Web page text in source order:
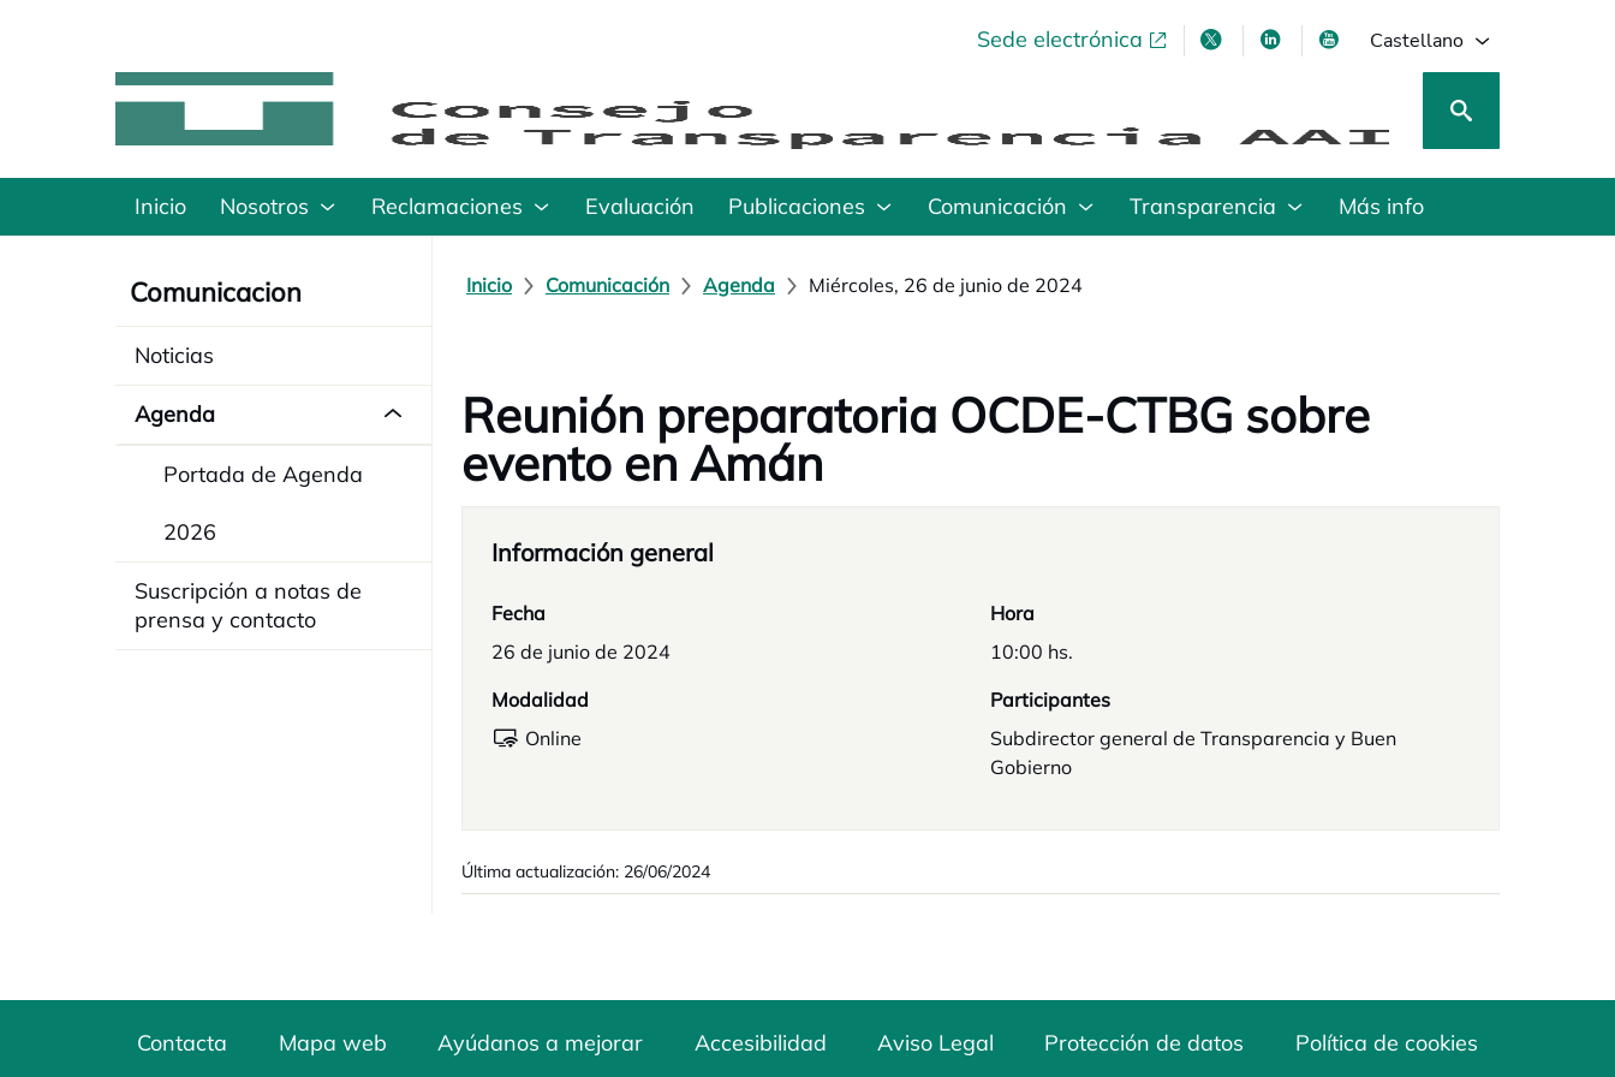
Sede electrónicase abre en una pestaña nueva
se abre en una pestaña nueva
se abre en una pestaña nueva
se abre en una pestaña
Castellano
Inicio Nosotros Reclamaciones Evaluación Publicaciones Comunicación Transparencia Más info
Comunicacion
Noticias
Agenda
Portada de Agenda
2026
Suscripción a notas de
prensa y contacto
Inicio Comunicación Agenda Miércoles, 26 de junio de 2024
Reunión preparatoria OCDE-CTBG sobre
evento en Amán
Información general
Fecha
26 de junio de 2024
Hora
10:00 hs.
Modalidad
Online
Participantes
Subdirector general de Transparencia y Buen
Gobierno
Última actualización: 26/06/2024
Contacta Mapa web Ayúdanos a mejorar Accesibilidad Aviso Legal Protección de datos Política de cookies